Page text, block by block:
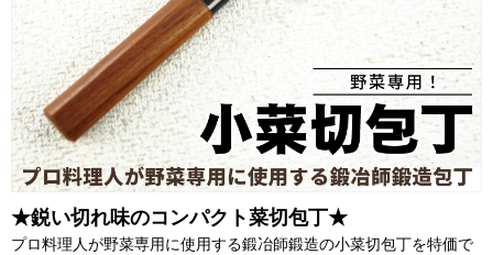
★鋭い切れ味のコンパクト菜切包丁★
プロ料理人が野菜専用に使用する鍛冶師鍛造の小菜切包丁を特価で